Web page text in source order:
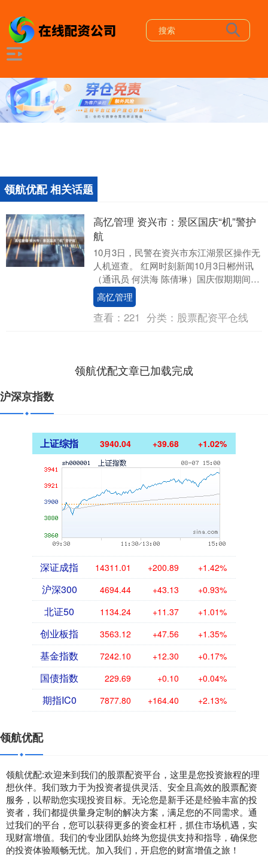
领航优配 相关话题
高忆管理 资兴市：景区国庆“机”警护
航
10月3日，民警在资兴市东江湖景区操作无
人机巡查。 红网时刻新闻10月3日郴州讯
（通讯员 何洪海 陈倩琳）国庆假期期间，
资兴市公安局首次在景区启用无人机高空
巡查....
高忆管理
查看： 221 分类： 股票配资平仓线
领航优配文章已加载完成
沪深京指数
上证综指 3940.04 +39.68 +1.02%
深证成指 14311.01 +200.89 +1.42%
沪深300 4694.44 +43.13 +0.93%
北证50 1134.24 +11.37 +1.01%
创业板指 3563.12 +47.56 +1.35%
基金指数 7242.10 +12.30 +0.17%
国债指数 229.69 +0.10 +0.04%
期指IC0 7877.80 +164.40 +2.13%
领航优配
领航优配:欢迎来到我们的股票配资平台，这里是您投资旅程的理
想伙伴。我们致力于为投资者提供灵活、安全且高效的股票配资
服务，以帮助您实现投资目标。无论您是新手还是经验丰富的投
资者，我们都提供量身定制的解决方案，满足您的不同需求。通
过我们的平台，您可以获得更多的资金杠杆，抓住市场机遇，实
现财富增值。我们的专业团队始终为您提供支持和指导，确保您
的投资体验顺畅无忧。加入我们，开启您的财富增值之旅！